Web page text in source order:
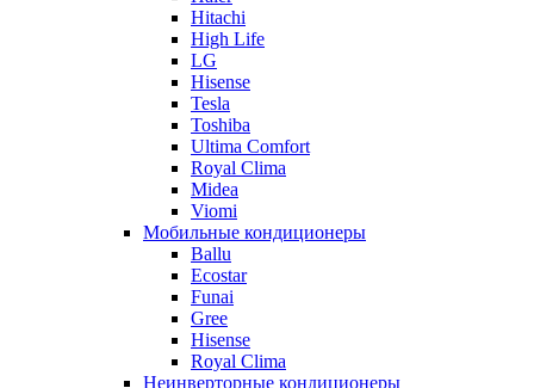
Hitachi
High Life
LG
Hisense
Tesla
Toshiba
Ultima Comfort
Royal Clima
Midea
Viomi
Мобильные кондиционеры
Ballu
Ecostar
Funai
Gree
Hisense
Royal Clima
Неинверторные кондиционеры